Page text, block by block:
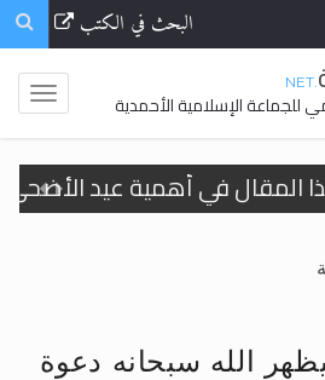
البحث في الكتب
.NET
للجماعة الإسلامية الأحمدية
حِكم، وأهداف >> المزيد
لأفراد الجماعة >> المزيد
الله سبحانه دعوة